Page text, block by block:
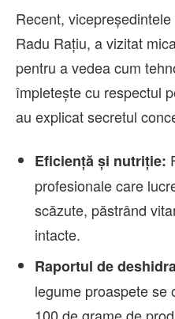
Recent,
Radu Rațiu, a vizitat
pentru a vedea cum
împletește cu respectul
au explicat secretul
Eficiență și nutriție:
profesionale care
scăzute, păstrând
intacte.
Raportul de
legume proaspete se